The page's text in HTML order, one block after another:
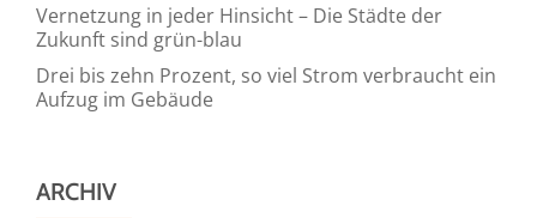
Vernetzung in jeder Hinsicht – Die Städte der
Zukunft sind grün-blau
Drei bis zehn Prozent, so viel Strom verbraucht ein
Aufzug im Gebäude
ARCHIV